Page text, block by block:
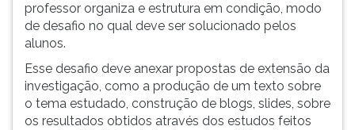
professor organiza e estrutura em condição, modo
de desafio no qual deve ser solucionado pelos
alunos.
Esse desafio deve anexar propostas de extensão da
investigação, como a produção de um texto sobre
o tema estudado, construção de blogs, slides, sobre
os resultados obtidos através dos estudos feitos